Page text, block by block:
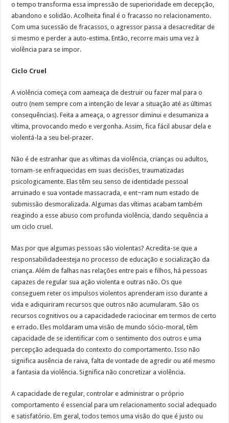
o tempo transforma essa impressão de superioridade em decepção,
abandono e solidão. Acolheita final é o fracasso no relacionamento.
Com uma sucessão de fracassos, o agressor passa a desacreditar de
si mesmo e perder a auto-estima. Então, recorre mais uma vez à
violência para se impor.
Ciclo Cruel
A violência começa com aameaça de destruir ou fazer mal para o
outro (nem sempre com a intenção de levar a situação até as últimas
consequências). Feita a ameaça, o agressor diminui e desumaniza a
vítima, provocando medo e vergonha. Assim, fica fácil abusar dela e
violentá-la a seu bel-prazer.
Não é de estranhar que as vítimas da violência, crianças ou adultos,
tornam-se enfraquecidas em suas decisões, traumatizadas
psicologicamente. Elas têm seu senso de identidade pessoal
arruinado e sua vontade massacrada, e ent~ram num estado de
submissão desmoralizada. Algumas das vítimas acabam também
reagindo a esse abuso com profunda violência, dando sequência a
um ciclo cruel.
Mas por que algumas pessoas são violentas? Acredita-se que a
responsabilidadeesteja no processo de educação e socialização da
criança. Além de falhas nas relações entre pais e filhos, há pessoas
capazes de regular sua ação violenta e outras não. Os que
conseguem reter os impulsos violentos aprenderam isso durante a
vida e adiquiriram recursos que outros não acumularam. São os
recursos cognitivos ou a capacidadede raciocinar em termos de certo
e errado. Eles moldaram uma visão de mundo sócio-moral, têm
capacidade de se identificar com o sentimento dos outros e uma
percepção adequada do contexto do comportamento. Isso não
significa ausência de raiva, falta de vontade de agredir ou até mesmo
a fantasia da violência. Significa não concretizar a violência.
A capacidade de regular, controlar e administrar o próprio
comportamento é essencial para um relacionamento social adequado
e satisfatório. Em geral, todos temos uma visão do que é justo ou